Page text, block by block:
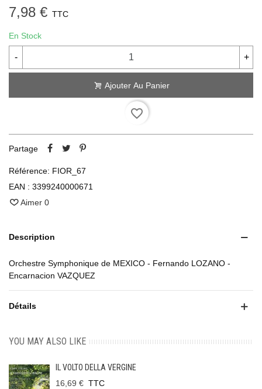
7,98 € TTC
En Stock
- +
Ajouter Au Panier
favorite_border
Partage
Référence: FIOR_67
EAN : 3399240000671
Aimer 0
Description
Orchestre Symphonique de MEXICO - Fernando LOZANO -
Encarnacion VAZQUEZ
Détails
YOU MAY ALSO LIKE
IL VOLTO DELLA VERGINE
16,69 € TTC